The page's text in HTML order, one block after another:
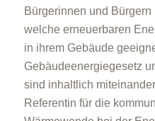
Bürgerinnen und
welche erneuerbaren
in ihrem Gebäude
Gebäudeenergiegesetz
sind inhaltlich
Referentin für die